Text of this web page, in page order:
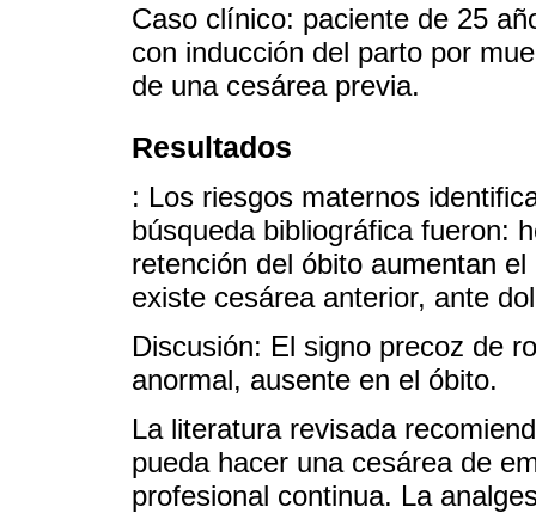
Caso clínico: paciente de 25
con inducción del parto por
de una cesárea previa.
Resultados
: Los riesgos maternos
búsqueda bibliográfica fueron:
retención del óbito aumentan
existe cesárea anterior, ante
Discusión: El signo precoz de
anormal, ausente en el óbito.
La literatura revisada
pueda hacer una cesárea de
profesional continua. La